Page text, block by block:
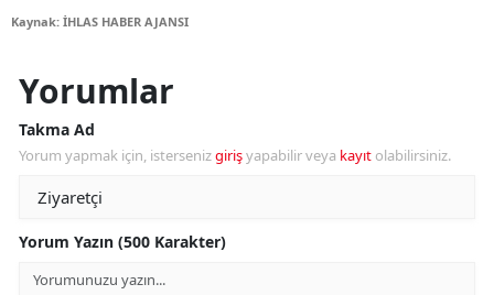
Kaynak: İHLAS HABER AJANSI
Yorumlar
Takma Ad
Yorum yapmak için, istersenizgirişyapabilir veya kayıt olabilirsiniz.
Yorum Yazın (500 Karakter)